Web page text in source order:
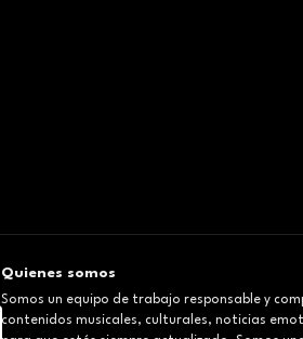
Quienes somos
Somos un equipo de trabajo responsable y
contenidos musicales, culturales, noticias